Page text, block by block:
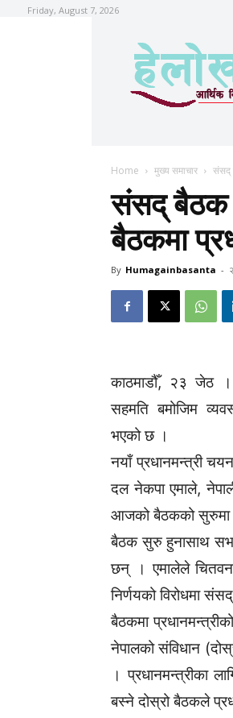
Friday, August 7, 2026
Home मुख्य समाचार संसद्
संसद् बैठक
बैठकमा
By Humagainbasanta -
काठमाडौँ, २३ जेठ
सहमति बमोजिम
भएको छ ।
नयाँ प्रधानमन्त्री
दल नेकपा एमाले,
आजको बैठकको सुरुमा
बैठक सुरु हुनासाथ
छन् । एमालेले
निर्णयको विरोधमा
बैठकमा
नेपालको संविधान
। प्रधानमन्त्रीका
बस्ने दोस्रो बैठकले